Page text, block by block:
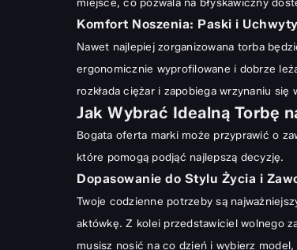
Komfort Noszenia: Paski i Uchwyty
Nawet najlepiej zorganizowana torba
ergonomicznie wyprofilowane i dobrze
rozkłada ciężar i zapobiega wrzynaniu
Jak Wybrać Idealną Torbę
Bogata oferta marki może przyprawić o
które pomogą podjąć najlepszą decyzję.
Dopasowanie do Stylu Życia i
Twoje codzienne potrzeby są
aktówkę. Z kolei przedstawiciel wolnego
musisz nosić na co dzień i wybierz